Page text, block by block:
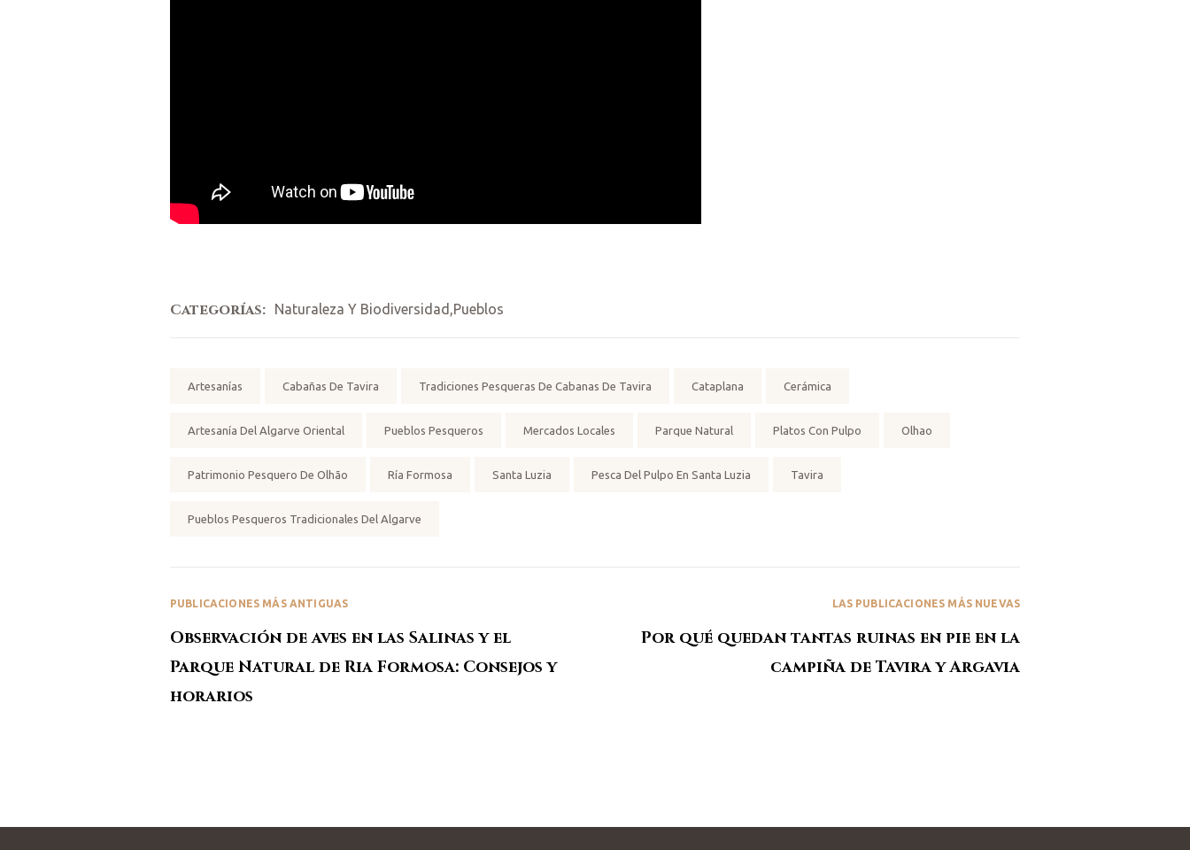
Categorías: Naturaleza Y Biodiversidad ,Pueblos
Artesanías Cabañas De Tavira Tradiciones Pesqueras De Cabanas De Tavira Cataplana Cerámica
Artesanía Del Algarve Oriental Pueblos Pesqueros Mercados Locales Parque Natural Platos Con Pulpo Olhao
Patrimonio Pesquero De Olhão Ría Formosa Santa Luzia Pesca Del Pulpo En Santa Luzia Tavira
Pueblos Pesqueros Tradicionales Del Algarve
PUBLICACIONES MÁS ANTIGUAS
Observación de aves en las Salinas y el
Parque Natural de Ria Formosa: Consejos y
horarios
LAS PUBLICACIONES MÁS NUEVAS
Por qué quedan tantas ruinas en pie en la
campiña de Tavira y Argavia